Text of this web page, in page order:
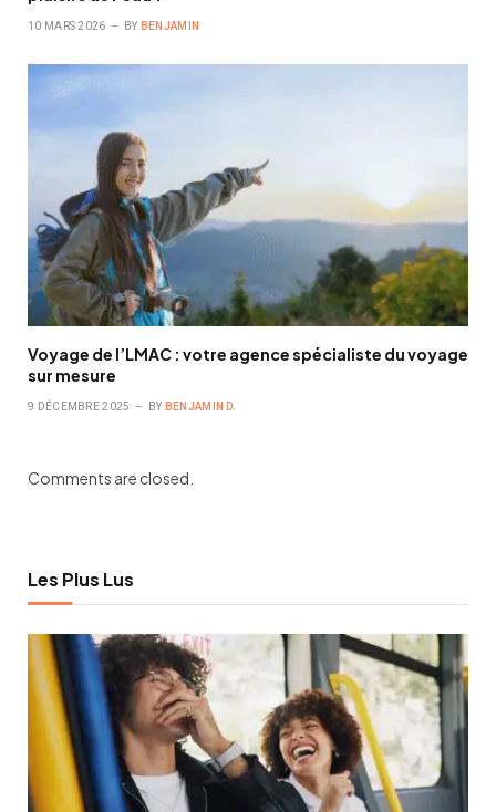
10 MARS 2026 BY BENJAMIN
Voyage de l’LMAC : votre agence spécialiste du voyage
sur mesure
9 DÉCEMBRE 2025 BY BENJAMIN D.
Comments are closed.
Les Plus Lus